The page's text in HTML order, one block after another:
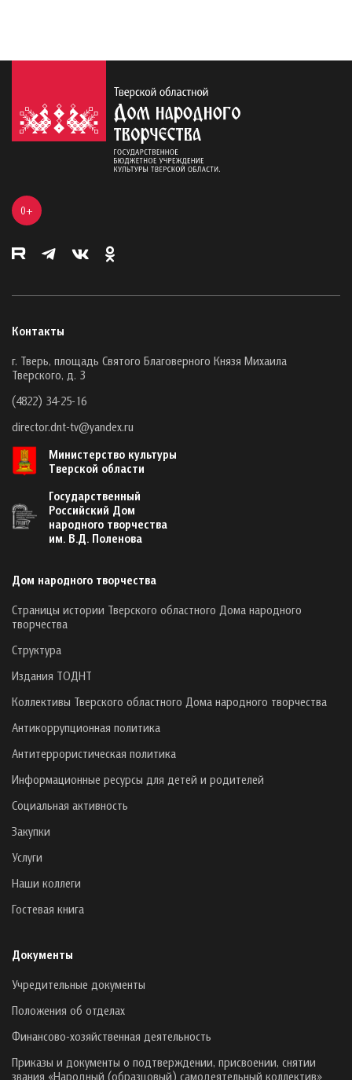
0+
Контакты
г. Тверь, площадь Святого Благоверного Князя Михаила
Тверского, д. 3
(4822) 34-25-16
director.dnt-tv@yandex.ru
Министерство культуры
Тверской области
Государственный
Российский Дом
народного творчества
им. В.Д. Поленова
Дом народного творчества
Страницы истории Тверского областного Дома народного
творчества
Структура
Издания ТОДНТ
Коллективы Тверского областного Дома народного творчества
Антикоррупционная политика
Антитеррористическая политика
Информационные ресурсы для детей и родителей
Социальная активность
Закупки
Услуги
Наши коллеги
Гостевая книга
Документы
Учредительные документы
Положения об отделах
Финансово-хозяйственная деятельность
Приказы и документы о подтверждении, присвоении, снятии
звания «Народный (образцовый) самодеятельный коллектив»